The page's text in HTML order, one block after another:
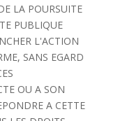
LA POURSUITE
PUBLIQUE
L'ACTION
SANS EGARD
OU A SON
A CETTE